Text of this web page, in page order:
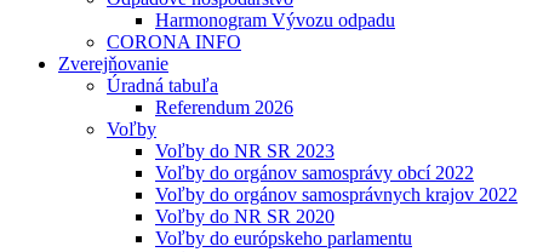
Harmonogram Vývozu odpadu
CORONA INFO
Zverejňovanie
Úradná tabuľa
Referendum 2026
Voľby
Voľby do NR SR 2023
Voľby do orgánov samosprávy obcí 2022
Voľby do orgánov samosprávnych krajov 2022
Voľby do NR SR 2020
Voľby do európskeho parlamentu